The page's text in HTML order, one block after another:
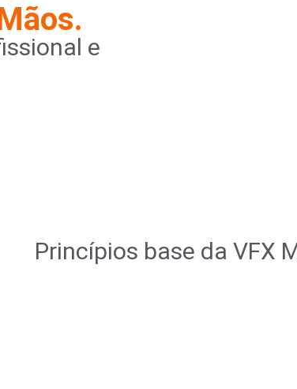
e
Princípios base da VFX